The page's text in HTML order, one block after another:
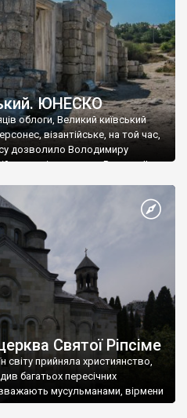
ЮНЕСКО
облоги, Великий київський
візантійське, на той час,
дозволило Володимиру
імператору Василю ІІ, та
став Василем-християнином.
честь Херсонесу Таврійського
Святої Ріпсіме
світу прийняла християнство,
багатьох пересічних
вважають мусульманами, вірмени